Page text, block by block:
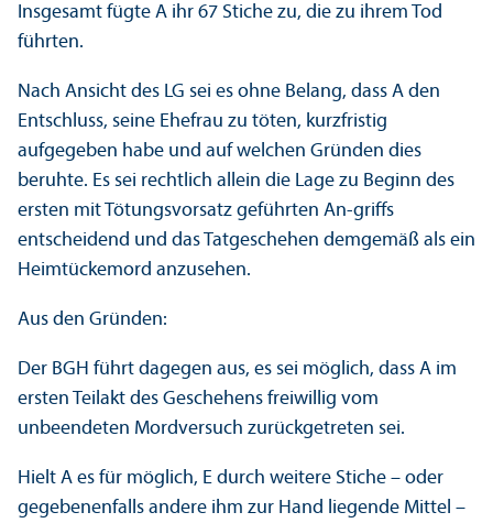
Insgesamt fügte A ihr 67 Stiche zu, die zu ihrem Tod
führten.
Nach Ansicht des LG sei es ohne Belang, dass A den
Entschluss, seine Ehefrau zu töten, kurzfristig
aufgegeben habe und auf welchen Gründen dies
beruhte. Es sei rechtlich allein die Lage zu Beginn des
ersten mit Tötungs­vorsatz geführten An-griffs
entscheidend und das Tatgeschehen demgemäß als ein
Heimtückemord anzusehen.
Aus den Gründen:
Der BGH führt dagegen aus, es sei möglich, dass A im
ersten Teilakt des Geschehens freiwillig vom
unbeendeten Mordversuch zurückgetreten sei.
Hielt A es für möglich, E durch weitere Stiche – oder
gegebenenfalls andere ihm zur Hand liegende Mittel –